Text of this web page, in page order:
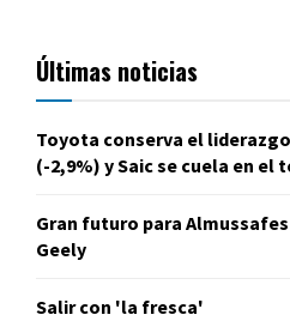
Últimas noticias
Toyota conserva el
(-2,9%) y Saic se cuela en el
Gran futuro para
Geely
Salir con 'la fresca'